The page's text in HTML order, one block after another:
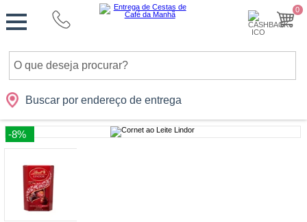
0
Buscar por endereço de entrega
Cidades Presentes Datas Shopping
Monte
sua
Cesta
-8%